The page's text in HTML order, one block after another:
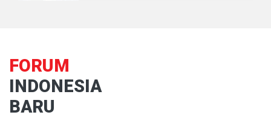
FORUM
INDONESIA
BARU